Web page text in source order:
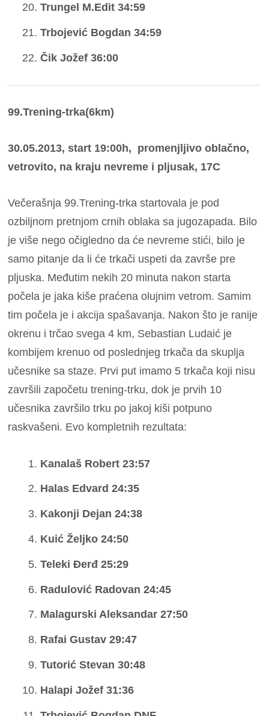
Trungel M.Edit 34:59
Trbojević Bogdan 34:59
Čik Jožef 36:00
99.Trening-trka(6km)
30.05.2013, start 19:00h, promenjljivo oblačno,
vetrovito, na kraju nevreme i pljusak, 17C
Večerašnja 99.Trening-trka startovala je pod
ozbiljnom pretnjom crnih oblaka sa jugozapada. Bilo
je više nego očigledno da će nevreme stići, bilo je
samo pitanje da li će trkači uspeti da završe pre
pljuska. Međutim nekih 20 minuta nakon starta
počela je jaka kiše praćena olujnim vetrom. Samim
tim počela je i akcija spašavanja. Nakon što je ranije
okrenu i trčao svega 4 km, Sebastian Ludaić je
kombijem krenuo od poslednjeg trkača da skuplja
učesnike sa staze. Prvi put imamo 5 trkača koji nisu
završili započetu trening-trku, dok je prvih 10
učesnika završilo trku po jakoj kiši potpuno
raskvašeni. Evo kompletnih rezultata:
Kanalaš Robert 23:57
Halas Edvard 24:35
Kakonji Dejan 24:38
Kuić Željko 24:50
Teleki Đerđ 25:29
Radulović Radovan 24:45
Malagurski Aleksandar 27:50
Rafai Gustav 29:47
Tutorić Stevan 30:48
Halapi Jožef 31:36